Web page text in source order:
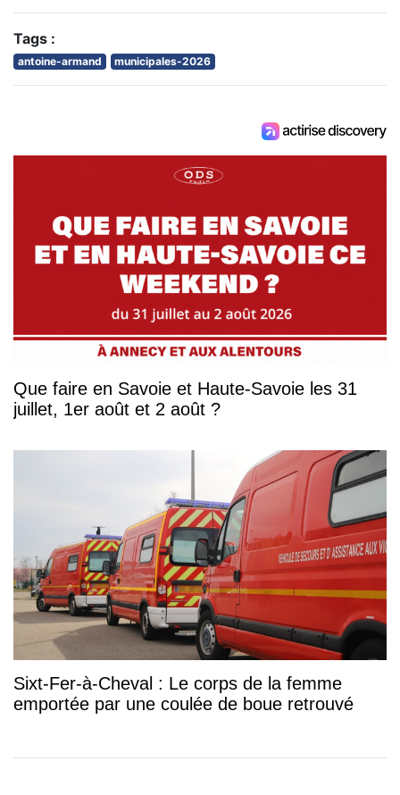
Tags :
antoine-armand municipales-2026
Que faire en Savoie et Haute-Savoie les 31
juillet, 1er août et 2 août ?
Sixt-Fer-à-Cheval : Le corps de la femme
emportée par une coulée de boue retrouvé